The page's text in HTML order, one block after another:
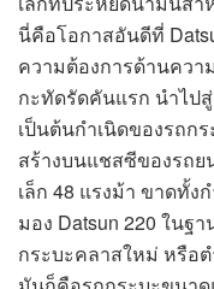
นี่คือโอกาสอันดีที่
ความต้องการด้านควา
กะทัดรัดคันแรก นำไป
เป็นต้นกำเนิดของรถก
สร้างบนแชสซีของรถย
เล็ก 48 แรงม้า ขาดทั้
มอง Datsun 220 ในฐ
กระบะคลาสใหม่ หรือ